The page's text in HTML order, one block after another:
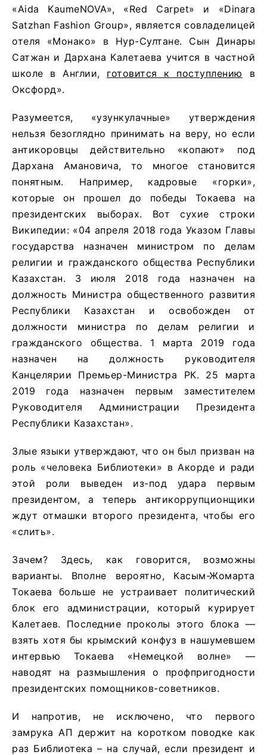
«Aida KaumeNOVA», «Red Carpet» и «Dinara
Satzhan Fashion Group», является совладелицей
отеля «Монако» в Нур-Султане. Сын Динары
Сатжан и Дархана Калетаева учится в частной
школе в Англии, готовится к поступлению в
Оксфорд».
Разумеется, «узункулачные» утверждения
нельзя безоглядно принимать на веру, но если
антикоровцы действительно «копают» под
Дархана Амановича, то многое становится
понятным. Например, кадровые «горки»,
которые он прошел до победы Токаева на
президентских выборах. Вот сухие строки
Википедии: «04 апреля 2018 года Указом Главы
государства назначен министром по делам
религии и гражданского общества Республики
Казахстан. 3 июля 2018 года назначен на
должность Министра общественного развития
Республики Казахстан и освобожден от
должности министра по делам религии и
гражданского общества. 1 марта 2019 года
назначен на должность руководителя
Канцелярии Премьер-Министра РК. 25 марта
2019 года назначен первым заместителем
Руководителя Администрации Президента
Республики Казахстан».
Злые языки утверждают, что он был призван на
роль «человека Библиотеки» в Акорде и ради
этой роли выведен из-под удара первым
президентом, а теперь антикоррупционщики
ждут отмашки второго президента, чтобы его
«слить».
Зачем? Здесь, как говорится, возможны
варианты. Вполне вероятно, Касым-Жомарта
Токаева больше не устраивает политический
блок его администрации, который курирует
Калетаев. Последние проколы этого блока —
взять хотя бы крымский конфуз в нашумевшем
интервью Токаева «Немецкой волне» —
наводят на размышления о профпригодности
президентских помощников-советников.
И напротив, не исключено, что первого
замрука АП держит на коротком поводке как
раз Библиотека – на случай, если президент и